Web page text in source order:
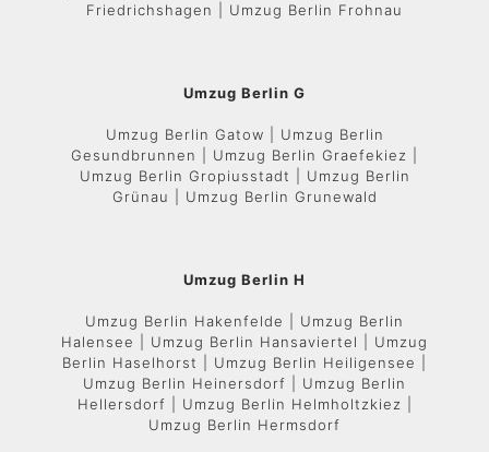
Friedrichshagen | Umzug Berlin Frohnau
Umzug Berlin G
Umzug Berlin Gatow | Umzug Berlin
Gesundbrunnen | Umzug Berlin Graefekiez |
Umzug Berlin Gropiusstadt | Umzug Berlin
Grünau | Umzug Berlin Grunewald
Umzug Berlin H
Umzug Berlin Hakenfelde | Umzug Berlin
Halensee | Umzug Berlin Hansaviertel | Umzug
Berlin Haselhorst | Umzug Berlin Heiligensee |
Umzug Berlin Heinersdorf | Umzug Berlin
Hellersdorf | Umzug Berlin Helmholtzkiez |
Umzug Berlin Hermsdorf